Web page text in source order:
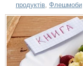
продуктів, Флешмоби